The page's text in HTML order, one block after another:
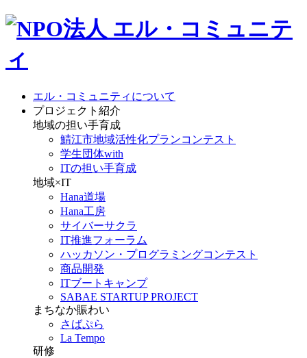
エル・コミュニティについて
プロジェクト紹介
地域の担い手育成
鯖江市地域活性化プランコンテスト
学生団体with
ITの担い手育成
地域×IT
Hana道場
Hana工房
サイバーサクラ
IT推進フォーラム
ハッカソン・プログラミングコンテスト
商品開発
ITブートキャンプ
SABAE STARTUP PROJECT
まちなか賑わい
さばぷら
La Tempo
研修